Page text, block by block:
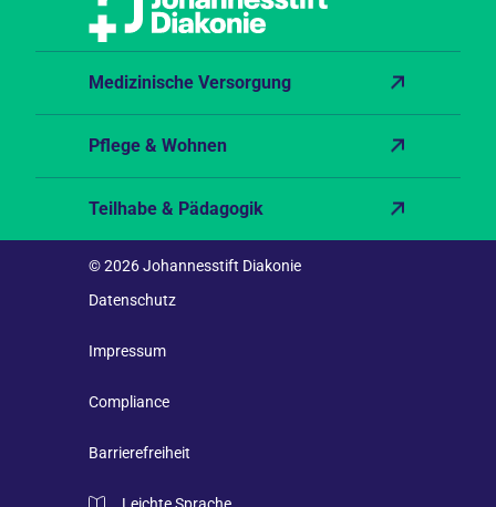
Medizinische Versorgung
Pflege & Wohnen
Teilhabe & Pädagogik
© 2026 Johannesstift Diakonie
Datenschutz
Impressum
Compliance
Barrierefreiheit